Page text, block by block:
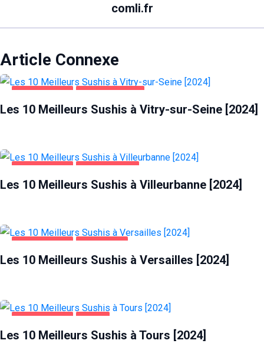
comli.fr
Article Connexe
ALIMENTATION VITRY-SUR-SEINE
Les 10 Meilleurs Sushis à Vitry-sur-Seine [2024]
ALIMENTATION VILLEURBANNE
Les 10 Meilleurs Sushis à Villeurbanne [2024]
ALIMENTATION VERSAILLES
Les 10 Meilleurs Sushis à Versailles [2024]
ALIMENTATION TOURS
Les 10 Meilleurs Sushis à Tours [2024]